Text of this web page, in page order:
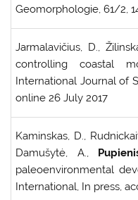
Geomorphologie, 61/2,
Jarmalavičius, D.,
controlling coastal
International Journal of
online 26 July 2017
Kaminskas, D.,
Damušytė, A.,
paleoenvironmental
International, In press,